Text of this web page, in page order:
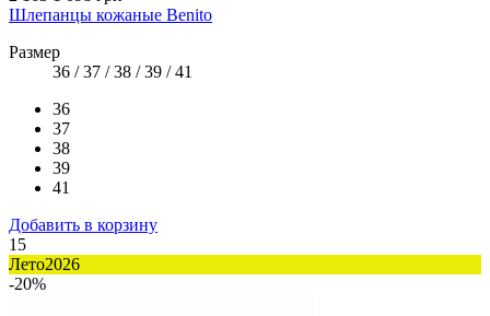
Шлепанцы кожаные Benito
Размер
36 / 37 / 38 / 39 / 41
36
37
38
39
41
Добавить в корзину
15
Лето2026
-20%